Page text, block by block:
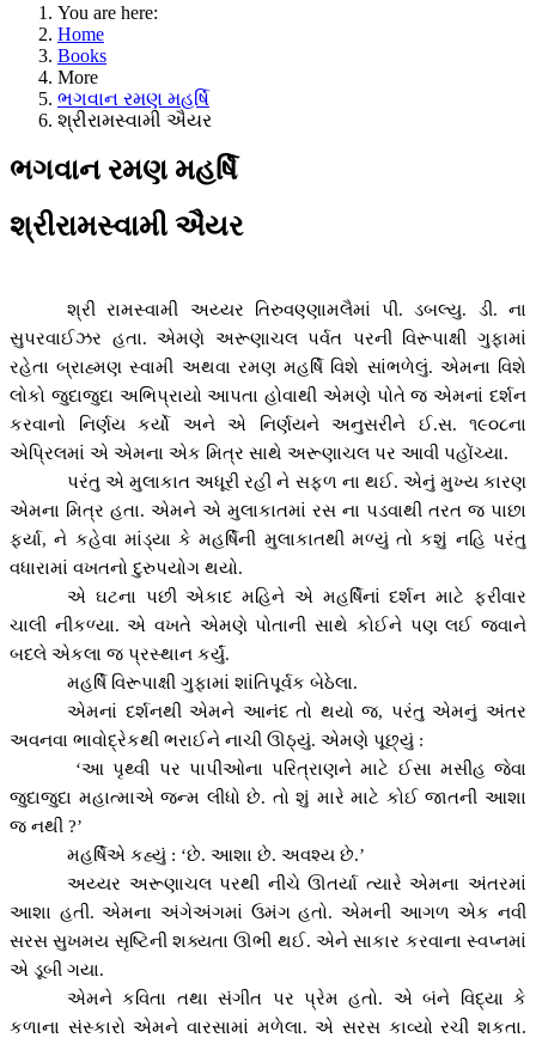
You are here:
Home
Books
More
ભગવાન રમણ મહર્ષિ
શ્રીરામસ્વામી ઐયર
ભગવાન રમણ મહર્ષિ
શ્રીરામસ્વામી ઐયર
શ્રી રામસ્વામી અય્યર તિરુવણ્ણામલૈમાં પી. ડબલ્યુ. ડી. ના
સુપરવાઈઝર હતા. એમણે અરૂણાચલ પર્વત પરની વિરૂપાક્ષી ગુફામાં
રહેતા બ્રાહ્મણ સ્વામી અથવા રમણ મહર્ષિ વિશે સાંભળેલું. એમના વિશે
લોકો જુદાજુદા અભિપ્રાયો આપતા હોવાથી એમણે પોતે જ એમનાં દર્શન
કરવાનો નિર્ણય કર્યો અને એ નિર્ણયને અનુસરીને ઈ.સ. ૧૯૦૮ના
એપ્રિલમાં એ એમના એક મિત્ર સાથે અરૂણાચલ પર આવી પહોંચ્યા.
પરંતુ એ મુલાકાત અધૂરી રહી ને સફળ ના થઈ. એનું મુખ્ય કારણ
એમના મિત્ર હતા. એમને એ મુલાકાતમાં રસ ના પડવાથી તરત જ પાછા
ફર્યા,ને કહેવા માંડ્યા કે મહર્ષિની મુલાકાતથી મળ્યું તો કશું નહિ પરંતુ
વધારામાં વખતનો દુરુપયોગ થયો.
એ ઘટના પછી એકાદ મહિને એ મહર્ષિનાં દર્શન માટે ફરીવાર
ચાલી નીકળ્યા. એ વખતે એમણે પોતાની સાથે કોઈને પણ લઈ જવાને
બદલે એકલા જ પ્રસ્થાન કર્યું.
મહર્ષિ વિરૂપાક્ષી ગુફામાં શાંતિપૂર્વક બેઠેલા.
એમનાં દર્શનથી એમને આનંદ તો થયો જ, પરંતુ એમનું અંતર
અવનવા ભાવોદ્રેકથી ભરાઈને નાચી ઊઠ્યું. એમણે પૂછ્યું :
‘આ પૃથ્વી પર પાપીઓના પરિત્રાણને માટે ઈસા મસીહ જેવા
જુદાજુદા મહાત્માએ જન્મ લીધો છે. તો શું મારે માટે કોઈ જાતની આશા
જ નથી ?’
મહર્ષિએ કહ્યું : ‘છે. આશા છે. અવશ્ય છે.’
અય્યર અરૂણાચલ પરથી નીચે ઊતર્યા ત્યારે એમના અંતરમાં
આશા હતી. એમના અંગેઅંગમાં ઉમંગ હતો. એમની આગળ એક નવી
સરસ સુખમય સૃષ્ટિની શક્યતા ઊભી થઈ. એને સાકાર કરવાના સ્વપ્નમાં
એ ડૂબી ગયા.
એમને કવિતા તથા સંગીત પર પ્રેમ હતો. એ બંને વિદ્યા કે
કળાના સંસ્કારો એમને વારસામાં મળેલા. એ સરસ કાવ્યો રચી શકતા.